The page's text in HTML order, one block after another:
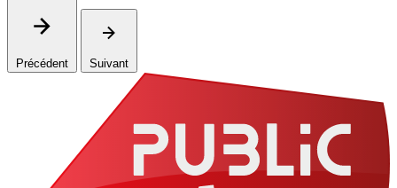
Précédent Suivant